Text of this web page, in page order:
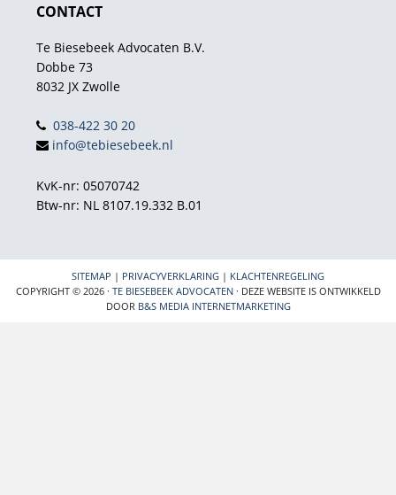
CONTACT
Te Biesebeek Advocaten B.V.
Dobbe 73
8032 JX Zwolle
038-422 30 20
info@tebiesebeek.nl
KvK-nr: 05070742
Btw-nr: NL 8107.19.332 B.01
SITEMAP | PRIVACYVERKLARING | KLACHTENREGELING
COPYRIGHT © 2026 · TE BIESEBEEK ADVOCATEN· DEZE WEBSITE IS ONTWIKKELD
DOOR B&S MEDIA INTERNETMARKETING